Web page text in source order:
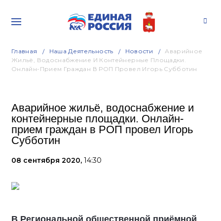
Главная Наша Деятельность Новости
Аварийное
Жильё, Водоснабжение И Контейнерные Площадки.
Онлайн-Прием Граждан В РОП Провел Игорь Субботин
Аварийное жильё, водоснабжение и
контейнерные площадки. Онлайн-
прием граждан в РОП провел Игорь
Субботин
08 сентября 2020, 14:30
В Региональной общественной приёмной